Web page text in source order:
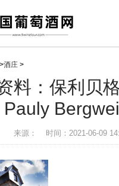
>酒庄 >
料：保利贝
Pauly
来源： 时间：2021-06-09